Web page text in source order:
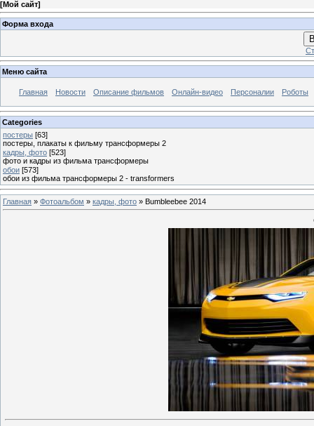
[Мой сайт]
Форма входа
Меню сайта
Главная Новости Описание фильмов Онлайн-видео Персоналии Роботы
Categories
постеры [63]
постеры, плакаты к фильму трансформеры 2
кадры, фото [523]
фото и кадры из фильма трансформеры
обои [573]
обои из фильма трансформеры 2 - transformers
Главная » Фотоальбом » кадры, фото » Bumbleebee 2014